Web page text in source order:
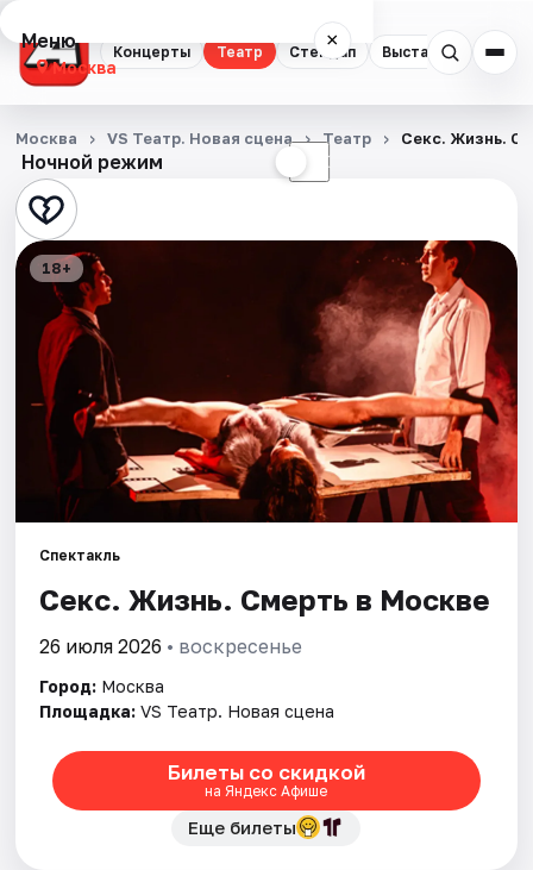
Концерты Театр Стендап Выставки
Меню ×
Москва
Концерты
Театр
Стендап
Выставки
Квесты
Экскурсии
Спорт
События
Города
Площадки
Артисты
Рейтинги
Ночной режим ☾
Москва VS Театр. Новая сцена Театр Секс. Жизнь.
18+
Спектакль
Секс. Жизнь. Смерть в Москве
26 июля 2026 • воскресенье
Город: Москва
Площадка: VS Театр. Новая сцена
Билеты со скидкой
на Яндекс Афише
Еще билеты